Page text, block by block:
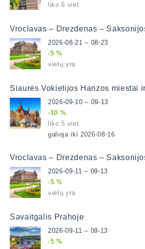
liko 6 viet.
Vroclavas – Drezdenas –
2026-08-21 – 08-23
-5 %
vietų yra
2026-09-10 – 09-13
-10 %
liko 5 viet.
galioja iki 2026-08-16
Vroclavas – Drezdenas –
2026-09-11 – 09-13
-5 %
vietų yra
Savaitgalis Prahoje
2026-09-11 – 09-13
-5 %